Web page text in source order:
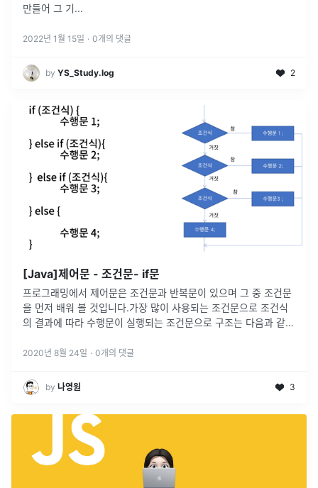
만들어 그 기...
2022년 1월 15일 · 0개의 댓글
by YS_Study.log 2
[Java]제어문 - 조건문- if문
프로그래밍에서 제어문은 조건문과 반복문이 있으며 그 중 조건문
을 먼저 배워 볼 것입니다.가장 많이 사용되는 조건문으로 조건식
의 결과에 따라 수행문이 실행되는 조건문으로 구조는 다음과 같습
2020년 8월 24일 · 0개의 댓글
by 나영원 3